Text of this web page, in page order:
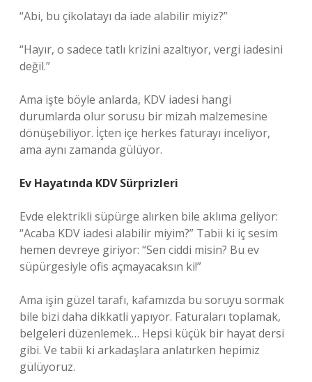
“Abi, bu çikolatayı da iade alabilir miyiz?”
“Hayır, o sadece tatlı krizini azaltıyor, vergi iadesini
değil.”
Ama işte böyle anlarda, KDV iadesi hangi
durumlarda olur sorusu bir mizah malzemesine
dönüşebiliyor. İçten içe herkes faturayı inceliyor,
ama aynı zamanda gülüyor.
Ev Hayatında KDV Sürprizleri
Evde elektrikli süpürge alırken bile aklıma geliyor:
“Acaba KDV iadesi alabilir miyim?” Tabii ki iç sesim
hemen devreye giriyor: “Sen ciddi misin? Bu ev
süpürgesiyle ofis açmayacaksın ki!”
Ama işin güzel tarafı, kafamızda bu soruyu sormak
bile bizi daha dikkatli yapıyor. Faturaları toplamak,
belgeleri düzenlemek… Hepsi küçük bir hayat dersi
gibi. Ve tabii ki arkadaşlara anlatırken hepimiz
gülüyoruz.